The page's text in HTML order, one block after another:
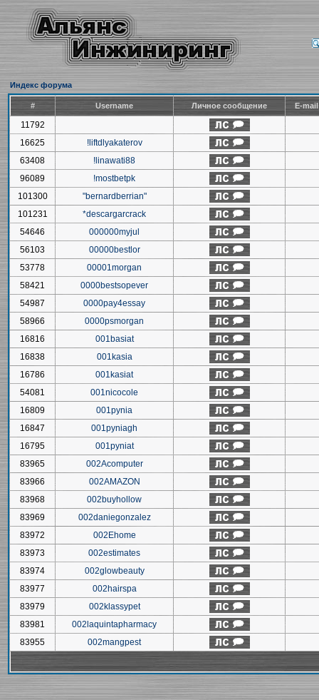
Индекс форума
# Username Личное сообщение E-
11792
16625
!liftdlyakaterov
63408
!linawati88
96089
!mostbetpk
101300
"bernardberrian"
101231
*descargarcrack
54646
000000myjul
56103
00000bestlor
53778
00001morgan
58421
0000bestsopever
54987
0000pay4essay
58966
0000psmorgan
16816
001basiat
16838
001kasia
16786
001kasiat
54081
001nicocole
16809
001pynia
16847
001pyniagh
16795
001pyniat
83965
002Acomputer
83966
002AMAZON
83968
002buyhollow
83969
002daniegonzalez
83972
002Ehome
83973
002estimates
83974
002glowbeauty
83977
002hairspa
83979
002klassypet
83981
002laquintapharmacy
83955
002mangpest